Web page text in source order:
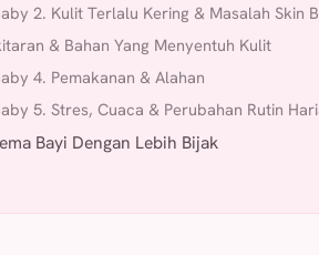
2. Kulit Terlalu Kering & Masalah Skin
& Bahan Yang Menyentuh Kulit
4. Pemakanan & Alahan
5. Stres, Cuaca & Perubahan Rutin
Bayi Dengan Lebih Bijak